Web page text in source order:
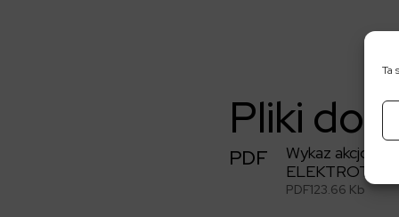
Ta
Pliki do
PDF
Wykaz
ELEKTROTIM
PDF123.66 Kb